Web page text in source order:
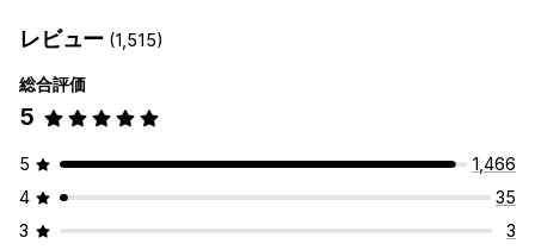
レビュー (1,515)
総合評価
5
5
1,466
4
35
3
3